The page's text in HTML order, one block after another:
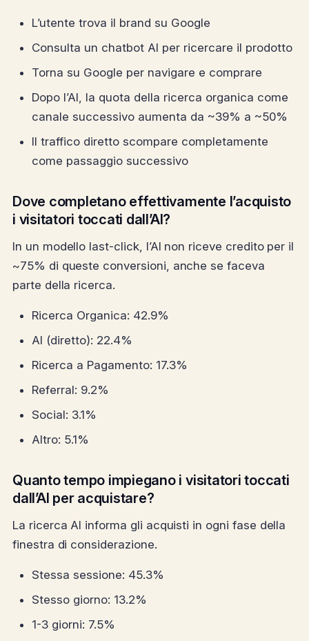
L’utente trova il brand su Google
Consulta un chatbot AI per ricercare il prodotto
Torna su Google per navigare e comprare
Dopo l’AI, la quota della ricerca organica come
canale successivo aumenta da ~39% a ~50%
Il traffico diretto scompare completamente
come passaggio successivo
Dove completano effettivamente l’acquisto
i visitatori toccati dall’AI?
In un modello last-click, l’AI non riceve credito per il
~75% di queste conversioni, anche se faceva
parte della ricerca.
Ricerca Organica: 42.9%
AI (diretto): 22.4%
Ricerca a Pagamento: 17.3%
Referral: 9.2%
Social: 3.1%
Altro: 5.1%
Quanto tempo impiegano i visitatori toccati
dall’AI per acquistare?
La ricerca AI informa gli acquisti in ogni fase della
finestra di considerazione.
Stessa sessione: 45.3%
Stesso giorno: 13.2%
1-3 giorni: 7.5%